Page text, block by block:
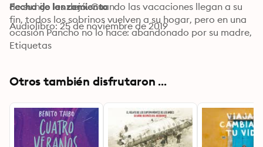
de su hijo les dejó. Cuando las vacaciones llegan a su
fin, todos los sobrinos vuelven a su hogar, pero en una
ocasión Pancho no lo hace: abandonado por su madre,
atractiva viuda, y después de esperarla mucho tiempo,
un camino propio.
Fecha de lanzamiento
Audiolibro: 25 de noviembre de 2019
Etiquetas
Otros también disfrutaron ...